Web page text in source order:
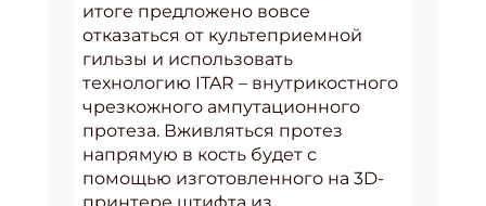
итоге предложено вовсе
отказаться от культеприемной
гильзы и использовать
технологию ITAR – внутрикостного
чрезкожного ампутационного
протеза. Вживляться протез
напрямую в кость будет с
помощью изготовленного на 3D-